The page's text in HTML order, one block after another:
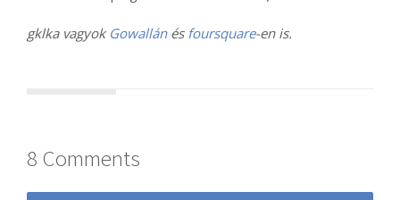
gklka vagyok Gowallánés foursquare-en is.
8 Comments